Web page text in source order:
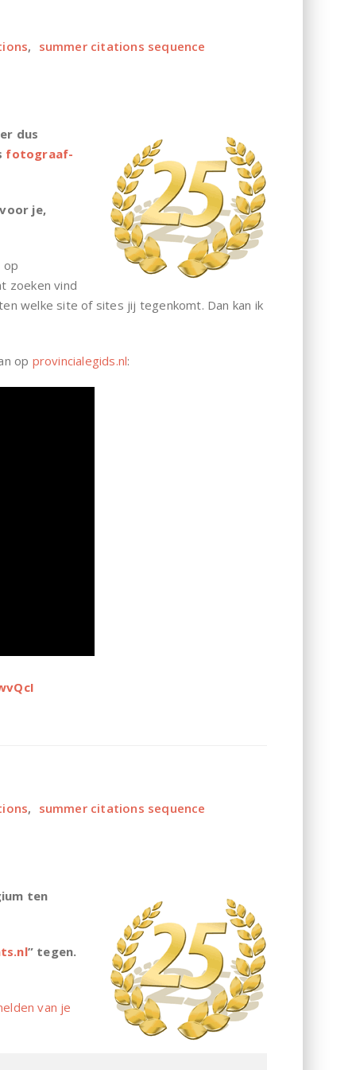
, summer citations sequence
dus
fotograaf-
je,
op
zoeken vind
welke site of sites jij tegenkomt. Dan kan ik
op provincialegids.nl:
, summer citations sequence
ten
” tegen.
van je